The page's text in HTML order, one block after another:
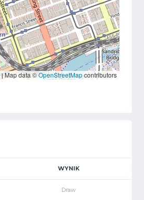
|Map data ©OpenStreetMapcontributors
WYNIK
Draw